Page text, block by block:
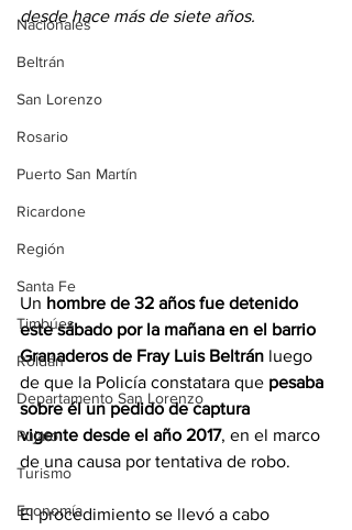
Nacionales
Beltrán
San Lorenzo
Rosario
Puerto San Martín
Ricardone
Región
Santa Fe
Timbúes
Roldán
Departamento San Lorenzo
Pujato
Turismo
Economía
desde hace más de siete años.
Un hombre de 32 años fue detenido
este sábado por la mañana en el barrio
Granaderos de Fray Luis Beltrán luego
de que la Policía constatara que pesaba
sobre él un pedido de captura
vigente desde el año 2017, en el marco
de una causa por tentativa de robo.
El procedimiento se llevó a cabo